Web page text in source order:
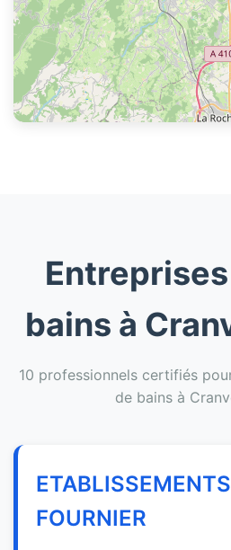
bains à
10 professionnels certifiés
de bains à
FOURNIER